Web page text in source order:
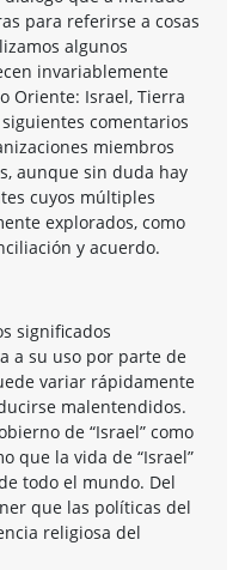
para referirse a cosas
algunos
invariablemente
Oriente: Israel, Tierra
comentarios
miembros
aunque sin duda hay
cuyos múltiples
explorados, como
y acuerdo.
significados
a su uso por parte de
variar rápidamente
malentendidos.
de “Israel” como
que la vida de “Israel”
todo el mundo. Del
que las políticas del
religiosa del